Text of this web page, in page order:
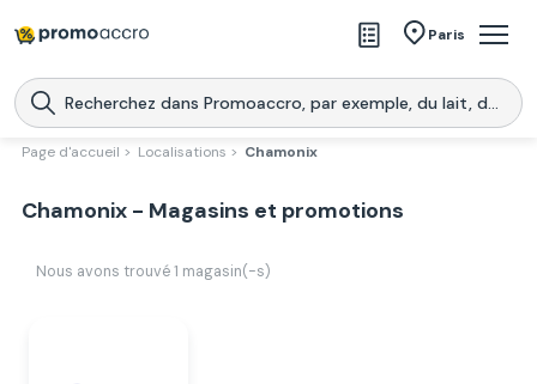
Paris
Magasins
Produits
Promoaccro
l'application
Page d'accueil > Localisations > Chamonix
Chamonix - Magasins et promotions
Nous avons trouvé 1 magasin(-s)